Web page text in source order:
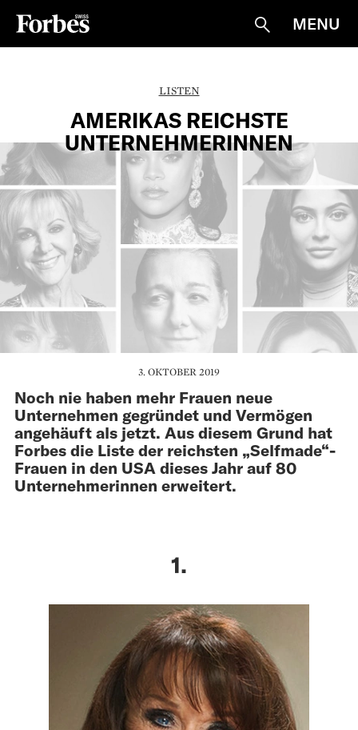
Suche
MENU
LISTEN
AMERIKAS REICHSTE
UNTERNEHMERINNEN
3. OKTOBER 2019
Noch nie haben mehr Frauen neue
Unternehmen gegründet und Vermögen
angehäuft als jetzt. Aus diesem Grund hat
Forbes die Liste der reichsten „Selfmade“-
Frauen in den USA dieses Jahr auf 80
Unternehmerinnen erweitert.
1.